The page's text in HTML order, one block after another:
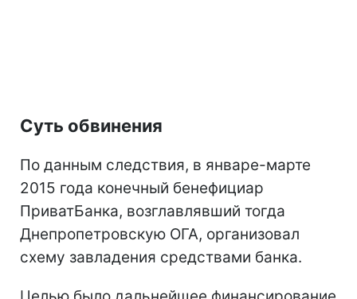
Суть обвинения
По данным следствия, в январе-марте
2015 года конечный бенефициар
ПриватБанка, возглавлявший тогда
Днепропетровскую ОГА, организовал
схему завладения средствами банка.